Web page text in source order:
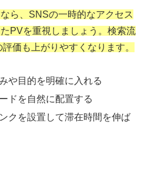
ら、SNSの一時的なアクセス
PVを重視しましょう。検索流
価も上がりやすくなります。
や目的を明確に入れる
ドを自然に配置する
クを設置して滞在時間を伸ば